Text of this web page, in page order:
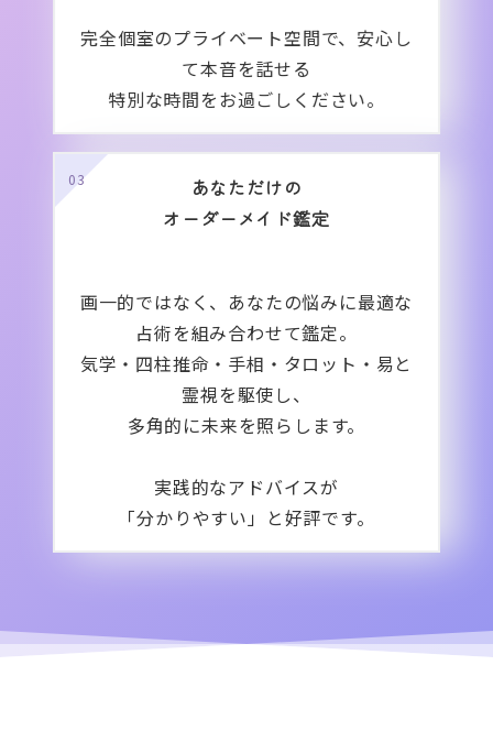
完全個室のプライベート空間で、安心し
て本音を話せる
特別な時間をお過ごしください。
03
あなただけの
オ ーダーメイド鑑定
画一的ではなく、あなたの悩みに最適な
占術を組み合わせて鑑定。
気学・四柱推命・手相・タロット・易と
霊視を駆使し、
多角的に未来を照らします。
実践的なアドバイスが
「分かりやすい」と好評です。